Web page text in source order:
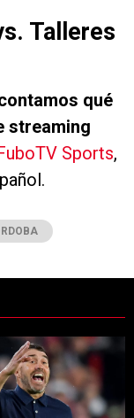
Talleres
qué
streaming
Sports,
mercado: River
de tendencia con el